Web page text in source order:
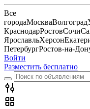
Все
городаМоскваВолгоград
КраснодарРостовСочи
ЯрославльХерсон
ПетербургРостов-на-
Войти
Разместить бесплатно